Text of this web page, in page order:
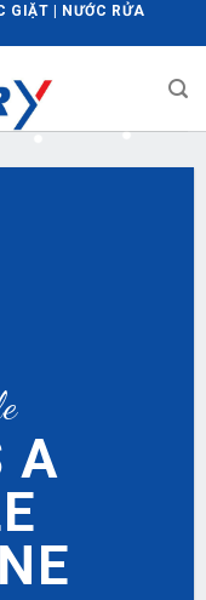
GIẶT | NƯỚC RỬA
A